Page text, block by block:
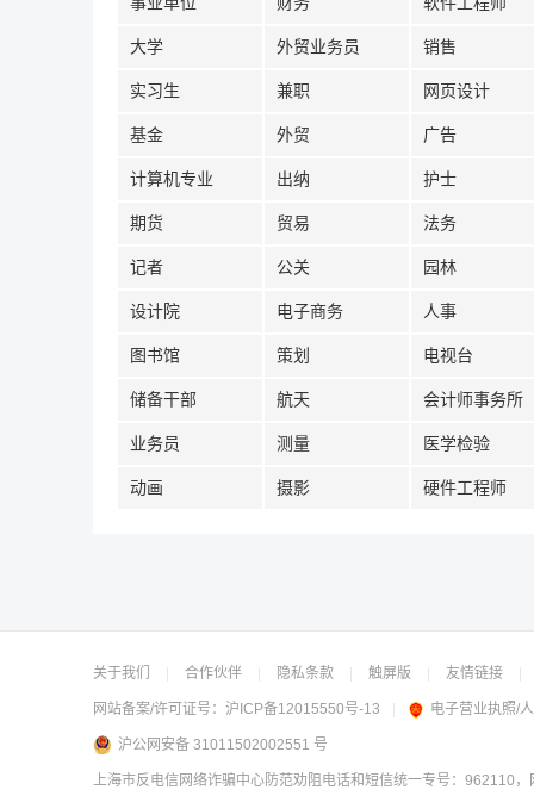
大学 外贸业务员 销售
实习生 兼职 网页设计
基金 外贸 广告
计算机专业 出纳 护士
期货 贸易 法务
记者 公关 园林
设计院 电子商务 人事
图书馆 策划 电视台
储备干部 航天 会计师事务所
业务员 测量 医学检验
动画 摄影 硬件工程师
关于我们 合作伙伴 隐私条款 触屏版 友情链接
网站备案/许可证号： 沪ICP备12015550号-13 电子营业执照/
沪公网安备 31011502002551 号
上海市反电信网络诈骗中心防范劝阻电话和短信统一专号：962110